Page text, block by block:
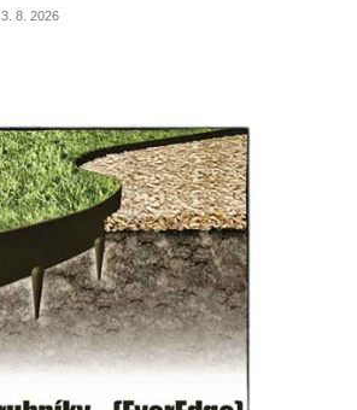
3. 8. 2026